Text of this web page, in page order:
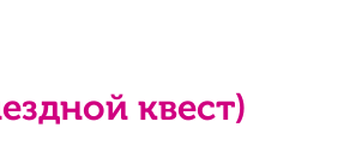
квест)